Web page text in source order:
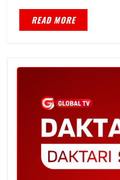
READ MORE